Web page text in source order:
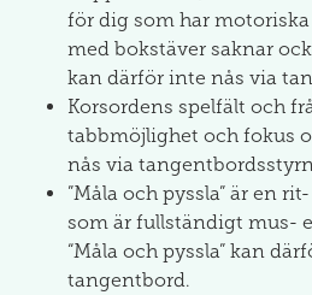
för dig som har
med bokstäver saknar
kan därför inte nås via
Korsordens spelfält och
tabbmöjlighet och fokus
nås via
”Måla och pyssla” är en
som är fullständigt mus-
“Måla och pyssla” kan
tangentbord.